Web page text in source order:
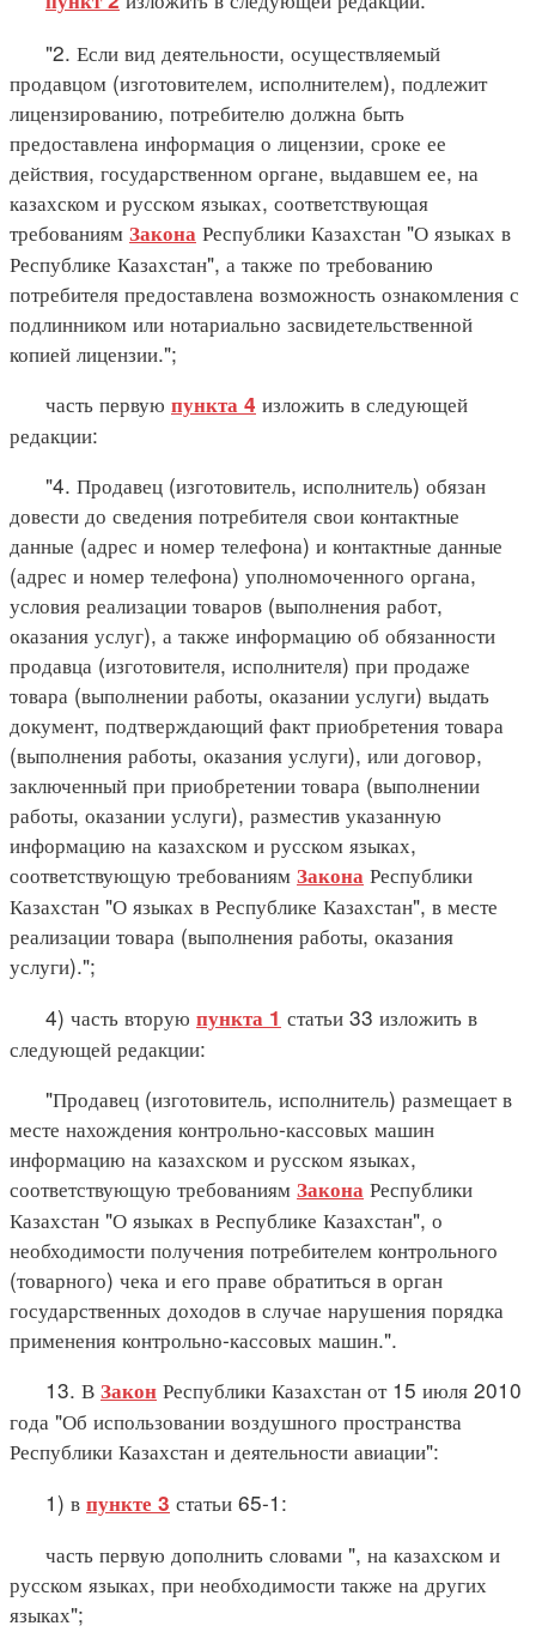
"2. Если вид деятельности, осуществляемый
продавцом (изготовителем, исполнителем), подлежит
лицензированию, потребителю должна быть
предоставлена информация о лицензии, сроке ее
действия, государственном органе, выдавшем ее, на
казахском и русском языках, соответствующая
требованиям Закона Республики Казахстан "О языках в
Республике Казахстан", а также по требованию
потребителя предоставлена возможность ознакомления с
подлинником или нотариально засвидетельственной
копией лицензии.";
часть первую пункта 4 изложить в следующей
редакции:
"4. Продавец (изготовитель, исполнитель) обязан
довести до сведения потребителя свои контактные
данные (адрес и номер телефона) и контактные данные
(адрес и номер телефона) уполномоченного органа,
условия реализации товаров (выполнения работ,
оказания услуг), а также информацию об обязанности
продавца (изготовителя, исполнителя) при продаже
товара (выполнении работы, оказании услуги) выдать
документ, подтверждающий факт приобретения товара
(выполнения работы, оказания услуги), или договор,
заключенный при приобретении товара (выполнении
работы, оказании услуги), разместив указанную
информацию на казахском и русском языках,
соответствующую требованиям Закона Республики
Казахстан "О языках в Республике Казахстан", в месте
реализации товара (выполнения работы, оказания
услуги).";
4) часть вторую пункта 1 статьи 33 изложить в
следующей редакции:
"Продавец (изготовитель, исполнитель) размещает в
месте нахождения контрольно-кассовых машин
информацию на казахском и русском языках,
соответствующую требованиям Закона Республики
Казахстан "О языках в Республике Казахстан", о
необходимости получения потребителем контрольного
(товарного) чека и его праве обратиться в орган
государственных доходов в случае нарушения порядка
применения контрольно-кассовых машин.".
13. В Закон Республики Казахстан от 15 июля 2010
года "Об использовании воздушного пространства
Республики Казахстан и деятельности авиации":
1) в пункте 3 статьи 65-1:
часть первую дополнить словами ", на казахском и
русском языках, при необходимости также на других
языках";